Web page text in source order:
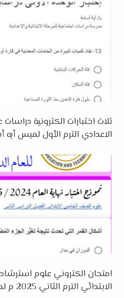
ثلاث اختبارات الكترونية
الاعدادي الترم الأول لميس أيه
امتحان الكتروني علوم
الابتدائي الترم الثاني 2025 م لمستر نبيل التميمي